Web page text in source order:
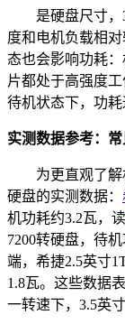
是硬盘尺寸
度和电机负载相
态也会影响功耗
片都处于高强度
待机状态下，功耗
实测数据参考：
为更直观了
硬盘的实测数据：
机功耗约3.2瓦，
7200转硬盘，待
端，希捷2.5英寸
1.8瓦。这些数据
一转速下，3.5英